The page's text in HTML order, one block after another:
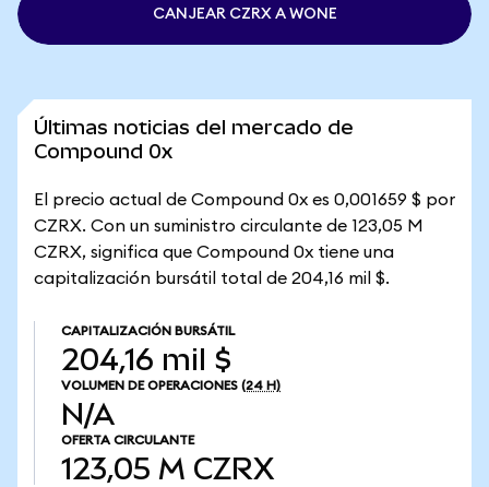
CANJEAR CZRX A WONE
Últimas noticias del mercado de
Compound 0x
El precio actual de Compound 0x es 0,001659 $ por
CZRX. Con un suministro circulante de 123,05 M
CZRX, significa que Compound 0x tiene una
capitalización bursátil total de 204,16 mil $.
CAPITALIZACIÓN BURSÁTIL
204,16 mil $
VOLUMEN DE OPERACIONES (24 H)
N/A
OFERTA CIRCULANTE
123,05 M CZRX